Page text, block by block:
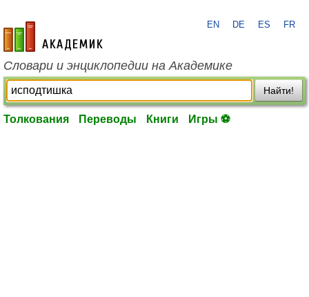
academic.ru
EN DE ES FR
Словари и энциклопедии на Академике
Найти!
Толкования Переводы Книги Игры ⚽